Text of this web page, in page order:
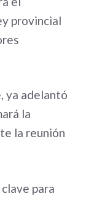
provincial
ya adelantó
la
la reunión
para